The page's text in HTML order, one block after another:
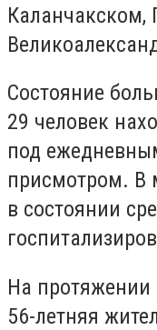
Каланчакском,
Состояние
29 человек
под
присмотром. В
в состоянии
На протяжении
56-летняя